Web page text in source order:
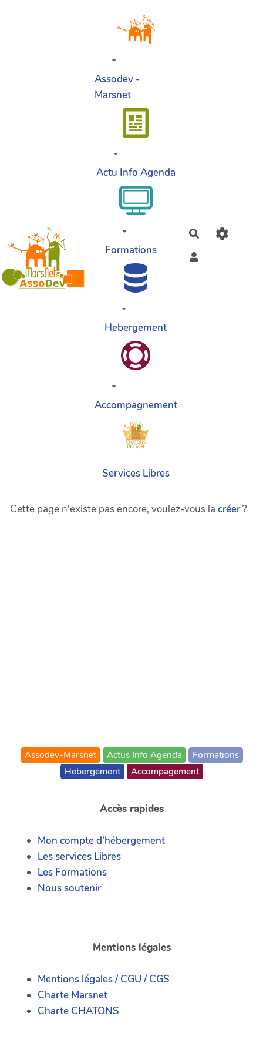
Assodev -
Marsnet
Actu Info Agenda
Formations
Hebergement
Accompagnement
Services Libres
Rechercher
Cette page n'existe pas encore, voulez-vous la créer?
Assodev-Marsnet Actus Info Agenda
Formations
Hebergement
Accompagement
Accès rapides
Mon compte d'hébergement
Les services Libres
Les Formations
Nous soutenir
Mentions légales
Mentions légales / CGU / CGS
Charte Marsnet
Charte CHATONS